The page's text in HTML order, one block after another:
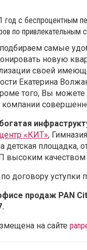
год с беспроцентным
по привлекательным
самые
новую
своей
Екатерина
того, Вы
«КИТ»,
детская площадка,
высоким качеством
договору уступки
продаж PAN
на сайте